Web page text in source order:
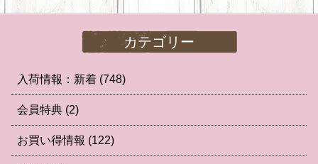
カテゴリー
入荷情報：新着 (748)
会員特典 (2)
お買い得情報 (122)